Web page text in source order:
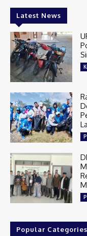
Latest News
Popular Categories